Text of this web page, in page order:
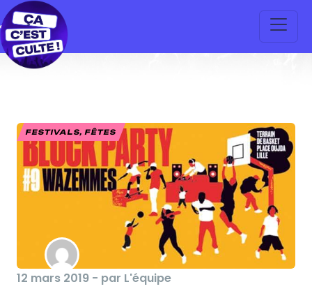
FESTIVALS, FÊTES
12 mars 2019 - par L'équipe